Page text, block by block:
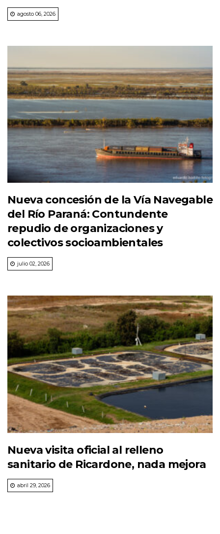
agosto 06, 2026
Nueva concesión de la Vía Navegable
del Río Paraná: Contundente
repudio de organizaciones y
colectivos socioambientales
julio 02, 2026
Nueva visita oficial al relleno
sanitario de Ricardone, nada mejora
abril 29, 2026